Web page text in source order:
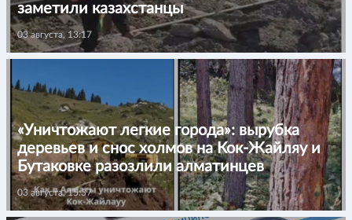
заметили казахстанцы
03 августа, 13:17
«Уничтожают легкие города»: вырубка
деревьев и снос холмов на Кок-Жайляу и
Бутаковке разозлили алматинцев
03 августа, 15:37